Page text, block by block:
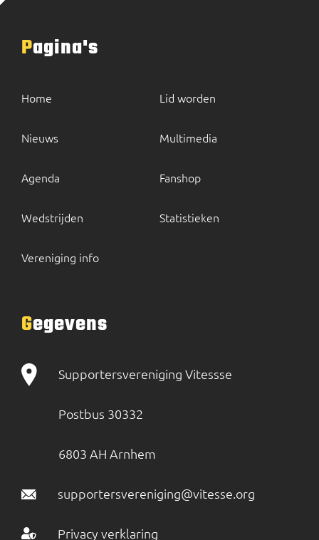
Pagina's
Home
Nieuws
Agenda
Wedstrijden
Vereniging info
Lid worden
Multimedia
Fanshop
Statistieken
Gegevens
Supportersvereniging Vitessse
Postbus 30332
6803 AH Arnhem
supportersvereniging@vitesse.org
Privacy verklaring